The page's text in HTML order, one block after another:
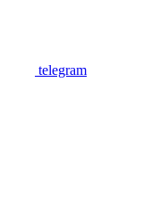
telegram